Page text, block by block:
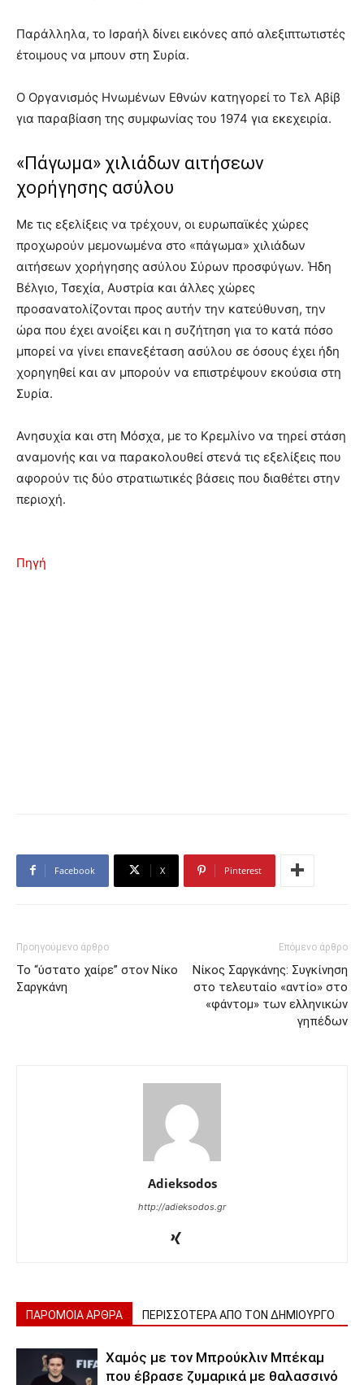
Παράλληλα, το Ισραήλ δίνει εικόνες από αλεξιπτωτιστές
έτοιμους να μπουν στη Συρία.
Ο Οργανισμός Ηνωμένων Εθνών κατηγορεί το Τελ Αβίβ
για παραβίαση της συμφωνίας του 1974 για εκεχειρία.
«Πάγωμα» χιλιάδων αιτήσεων
χορήγησης ασύλου
Με τις εξελίξεις να τρέχουν, οι ευρωπαϊκές χώρες
προχωρούν μεμονωμένα στο «πάγωμα» χιλιάδων
αιτήσεων χορήγησης ασύλου Σύρων προσφύγων. Ήδη
Βέλγιο, Τσεχία, Αυστρία και άλλες χώρες
προσανατολίζονται προς αυτήν την κατεύθυνση, την
ώρα που έχει ανοίξει και η συζήτηση για το κατά πόσο
μπορεί να γίνει επανεξέταση ασύλου σε όσους έχει ήδη
χορηγηθεί και αν μπορούν να επιστρέψουν εκούσια στη
Συρία.
Ανησυχία και στη Μόσχα, με το Κρεμλίνο να τηρεί στάση
αναμονής και να παρακολουθεί στενά τις εξελίξεις που
αφορούν τις δύο στρατιωτικές βάσεις που διαθέτει στην
περιοχή.
Πηγή
Facebook X Pinterest
Προηγούμενο άρθρο
Το “ύστατο χαίρε” στον Νίκο
Σαργκάνη
Επόμενο άρθρο
Νίκος Σαργκάνης: Συγκίνηση
στο τελευταίο «αντίο» στο
«φάντομ» των ελληνικών
γηπέδων
Adieksodos
http://adieksodos.gr
ΠΑΡΟΜΟΙΑ ΑΡΘΡΑ ΠΕΡΙΣΣΟΤΕΡΑ ΑΠΟ ΤΟΝ ΔΗΜΙΟΥΡΓΟ
Χαμός με τον Μπρούκλιν Μπέκαμ
που έβρασε ζυμαρικά με θαλασσινό